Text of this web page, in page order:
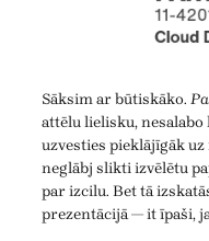
Sāksim ar būtiskāko.
attēlu lielisku,
uzvesties pieklājīgāk
neglābj slikti izvēlētu
par izcilu. Bet tā
prezentācijā — it īpaši,